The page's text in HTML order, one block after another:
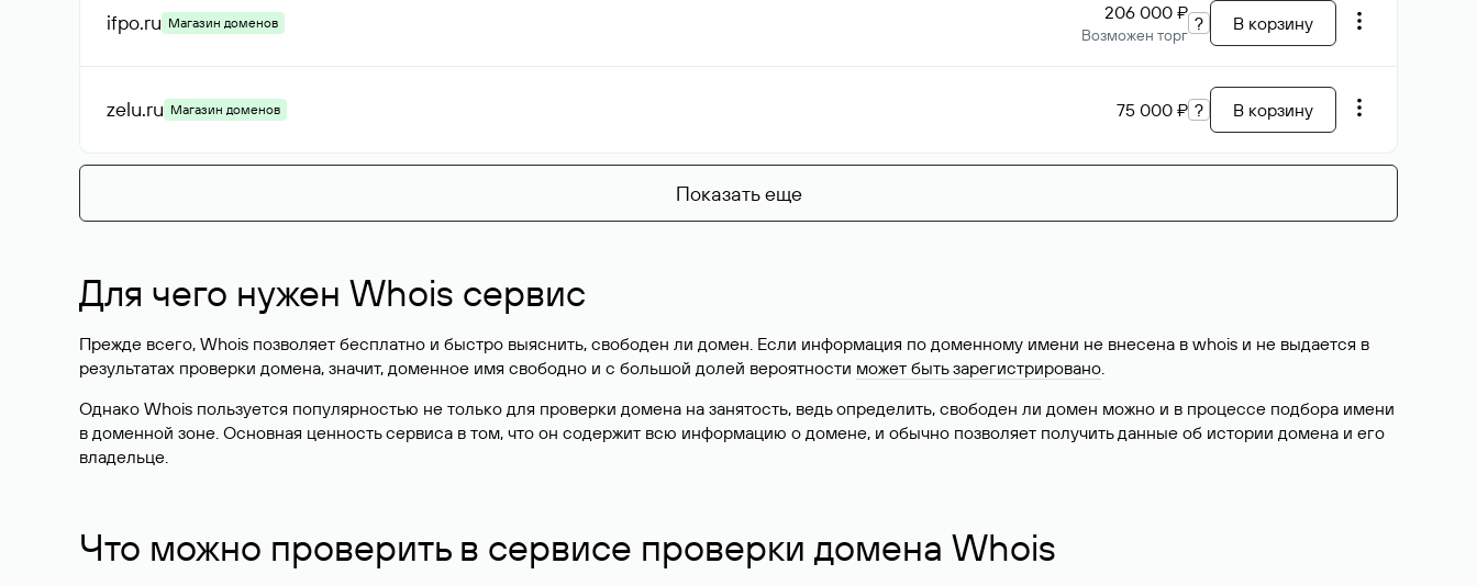
ifpo.ru Магазин доменов 206 000 ₽
Возможен торг
? В корзину
zelu.ru Магазин доменов 75 000 ₽ ? В корзину
Показать еще
Для чего нужен Whois сервис
Прежде всего, Whois позволяет бесплатно и быстро выяснить, свободен ли домен. Если информация по доменному имени не внесена в whois и не выдается в
результатах проверки домена, значит, доменное имя свободно и с большой долей вероятности может быть зарегистрировано.
Однако Whois пользуется популярностью не только для проверки домена на занятость, ведь определить, свободен ли домен можно и в процессе подбора имени
в доменной зоне. Основная ценность сервиса в том, что он содержит всю информацию о домене, и обычно позволяет получить данные об истории домена и его
владельце.
Что можно проверить в сервисе проверки домена Whois